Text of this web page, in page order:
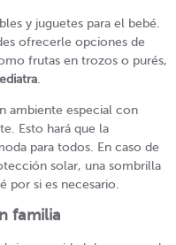
y juguetes para el bebé.
ofrecerle opciones de
frutas en trozos o purés,
ambiente especial con
Esto hará que la
para todos. En caso de
solar, una sombrilla
por si es necesario.
familia